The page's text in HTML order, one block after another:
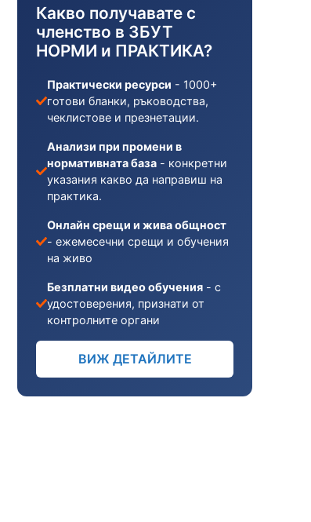
Какво получавате с
членство в ЗБУТ
НОРМИ и ПРАКТИКА?
Практически ресурси - 1000+
готови бланки, ръководства,
чеклистове и презнетации.
Анализи при промени в
нормативната база - конкретни
указания какво да направиш на
практика.
Онлайн срещи и жива общност
- ежемесечни срещи и обучения
на живо
Безплатни видео обучения - с
удостоверения, признати от
контролните органи
ВИЖ ДЕТАЙЛИТЕ